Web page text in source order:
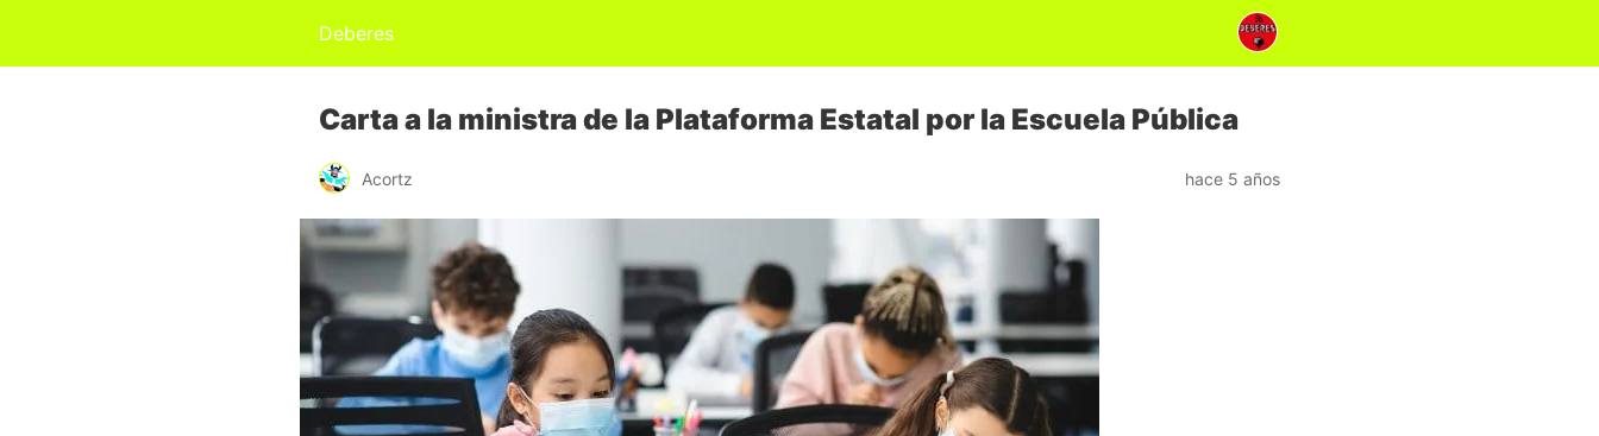
Deberes
Carta a la ministra de la Plataforma Estatal por la Escuela Pública
Acortz hace 5 años